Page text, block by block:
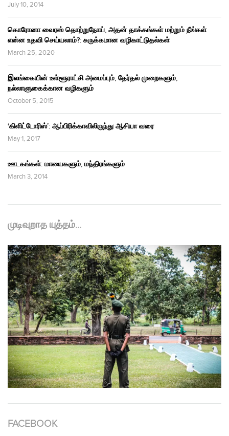
July 10, 2014
கொரோனா வைரஸ் தொற்றுநோய், அதன் தாக்கங்கள் மற்றும் நீங்கள்
என்ன உதவி செய்யலாம்?: சுருக்கமான வழிகாட்டுதல்கள்
March 25, 2020
இலங்கையின் உள்ளூராட்சி அமைப்பும், தேர்தல் முறைகளும்,
நல்லாளுகைக்கான வழிகளும்
October 5, 2015
‘கிளிட்டோரிஸ்’: ஆப்பிரிக்காவிலிருந்து ஆசியா வரை
May 1, 2017
ஊடகங்கள்: மாயைகளும், மந்திரங்களும்
March 3, 2014
முடிவுறாத யுத்தம்…
FACEBOOK